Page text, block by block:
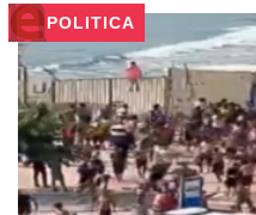
POLITICA